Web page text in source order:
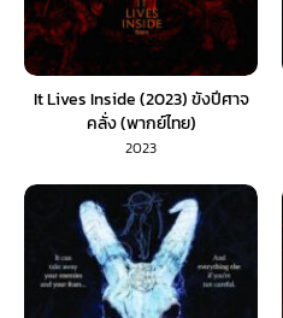
It Lives Inside (2023) ขังปีศาจ
คลั่ง (พากย์ไทย)
2023